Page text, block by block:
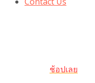
ช้อปเลย